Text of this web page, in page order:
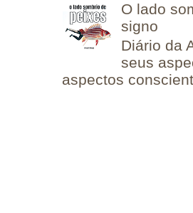
O lado
signo
Diário da
seus
aspectos